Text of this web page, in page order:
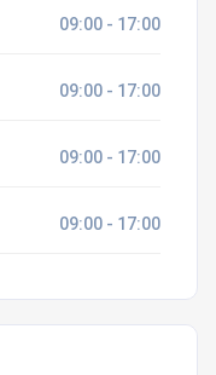
09:00 - 17:00
09:00 - 17:00
09:00 - 17:00
09:00 - 17:00